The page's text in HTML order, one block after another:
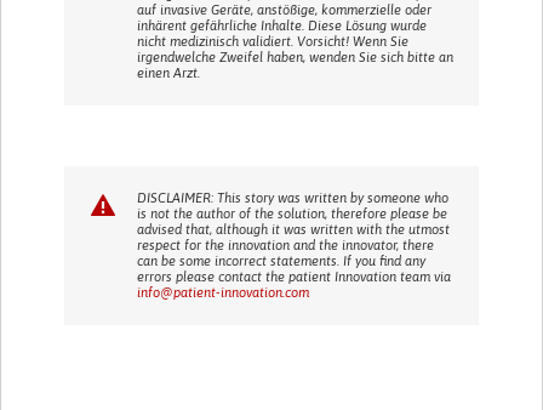
auf invasive Geräte, anstößige, kommerzielle oder
inhärent gefährliche Inhalte. Diese Lösung wurde
nicht medizinisch validiert. Vorsicht! Wenn Sie
irgendwelche Zweifel haben, wenden Sie sich bitte an
einen Arzt.
DISCLAIMER: This story was written by someone who
is not the author of the solution, therefore please be
advised that, although it was written with the utmost
respect for the innovation and the innovator, there
can be some incorrect statements. If you find any
errors please contact the patient Innovation team via
info@patient-innovation.com